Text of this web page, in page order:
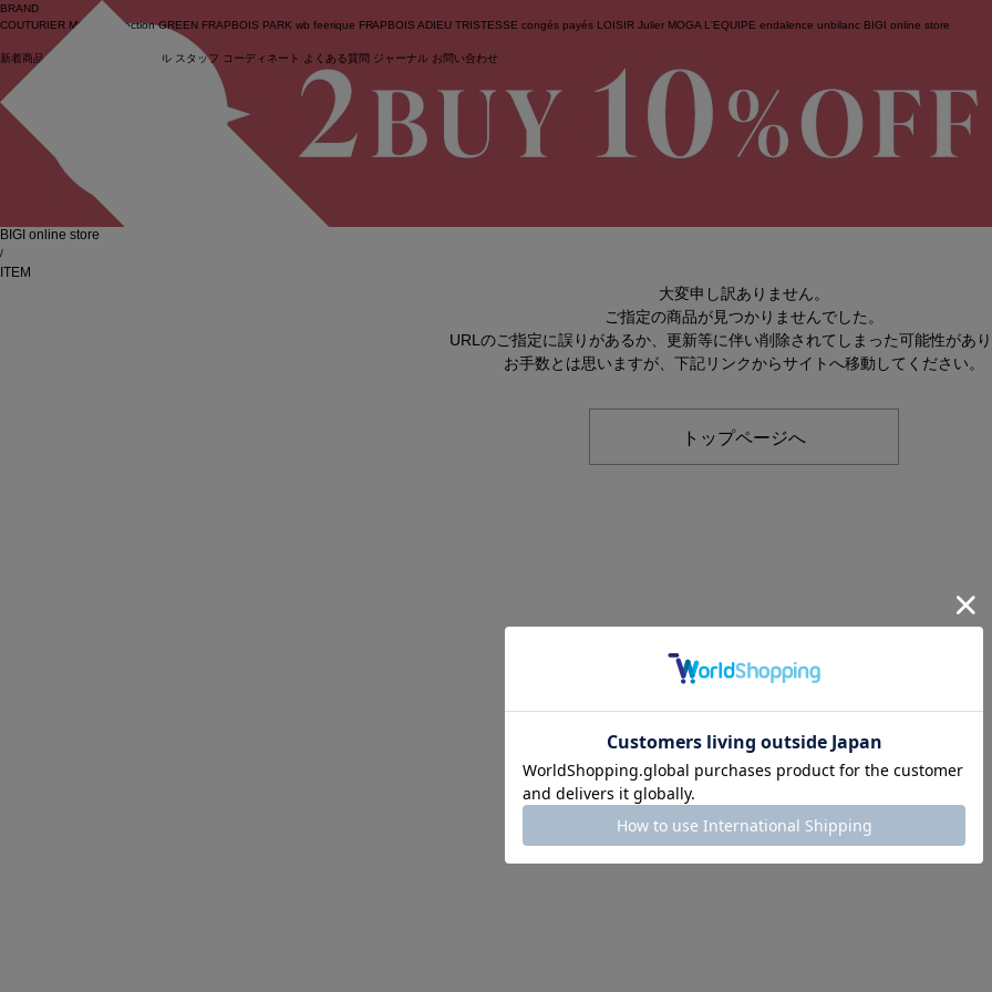
ログイン
BRAND
COUTURIER MOGA Collection GREEN FRAPBOIS PARK wb feerique FRAPBOIS ADIEU TRISTESSE congés payés LOISIR Julier MOGA L'EQUIPE endalence unbilanc BIGI online store
新着商品 (ライブ) セール スタッフ コーディネート よくある質問 ジャーナル お問い合わせ
BIGI online store
/
ITEM
大変申し訳ありません。
ご指定の商品が見つかりませんでした。
URLのご指定に誤りがあるか、更新等に伴い削除されてしまった可能性があ
お手数とは思いますが、下記リンクからサイトへ移動してください。
トップページへ